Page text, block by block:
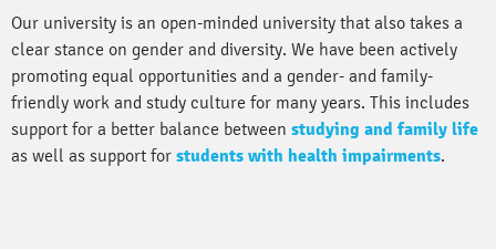
Our university is an open-minded university that also takes a
clear stance on gender and diversity. We have been actively
promoting equal opportunities and a gender- and family-
friendly work and study culture for many years. This includes
support for a better balance between studying and family life
as well as support for students with health impairments.